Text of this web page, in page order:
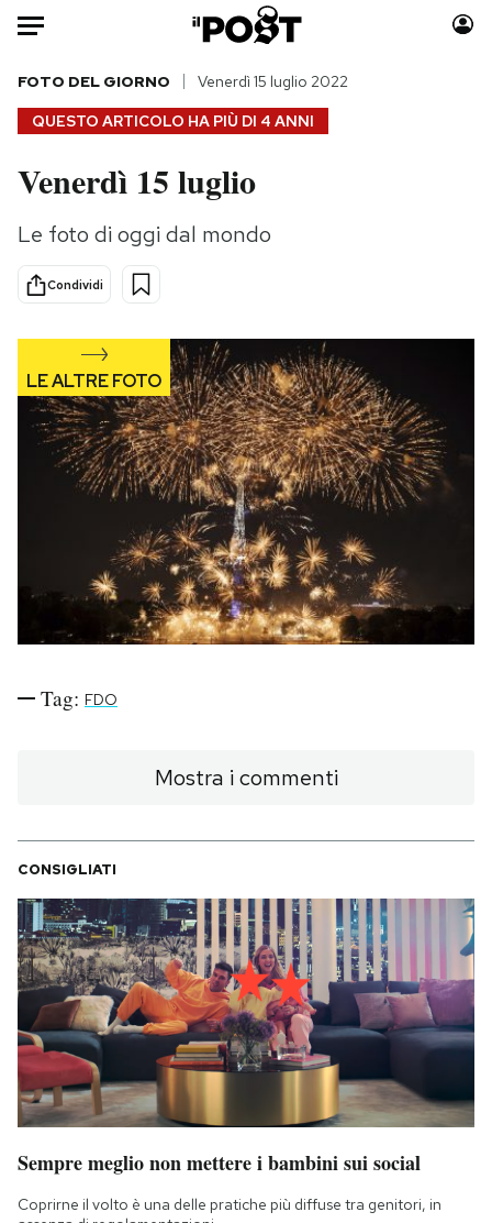
Auto
HOME
Italia
Politica
Tecnologia
Scienza
Cultura
Economia
Sport
Media
Europa
Altrecose
Mondiali calcio 2026
PODCAST
NEWSLETTER
AREA PERSONALE
Area Personale
Newsletter
Notifiche mobile
Regala il Post
Hai bisogno di aiuto?
Esci
QUESTO ARTICOLO HA PIÙ DI 4 ANNI
FOTO DEL GIORNO Venerdì 15 luglio 2022
Venerdì 15 luglio
Le foto di oggi dal mondo
Condividi
Tag: FDO
Mostra i commenti
CONSIGLIATI
Sempre meglio non mettere i bambini sui social
Coprirne il volto è una delle pratiche più diffuse tra genitori, in